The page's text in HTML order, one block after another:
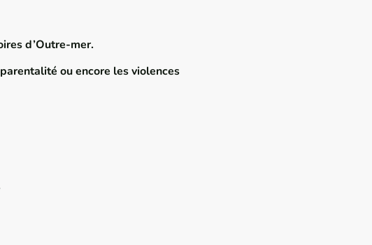
d’Outre-mer.
ou encore les violences